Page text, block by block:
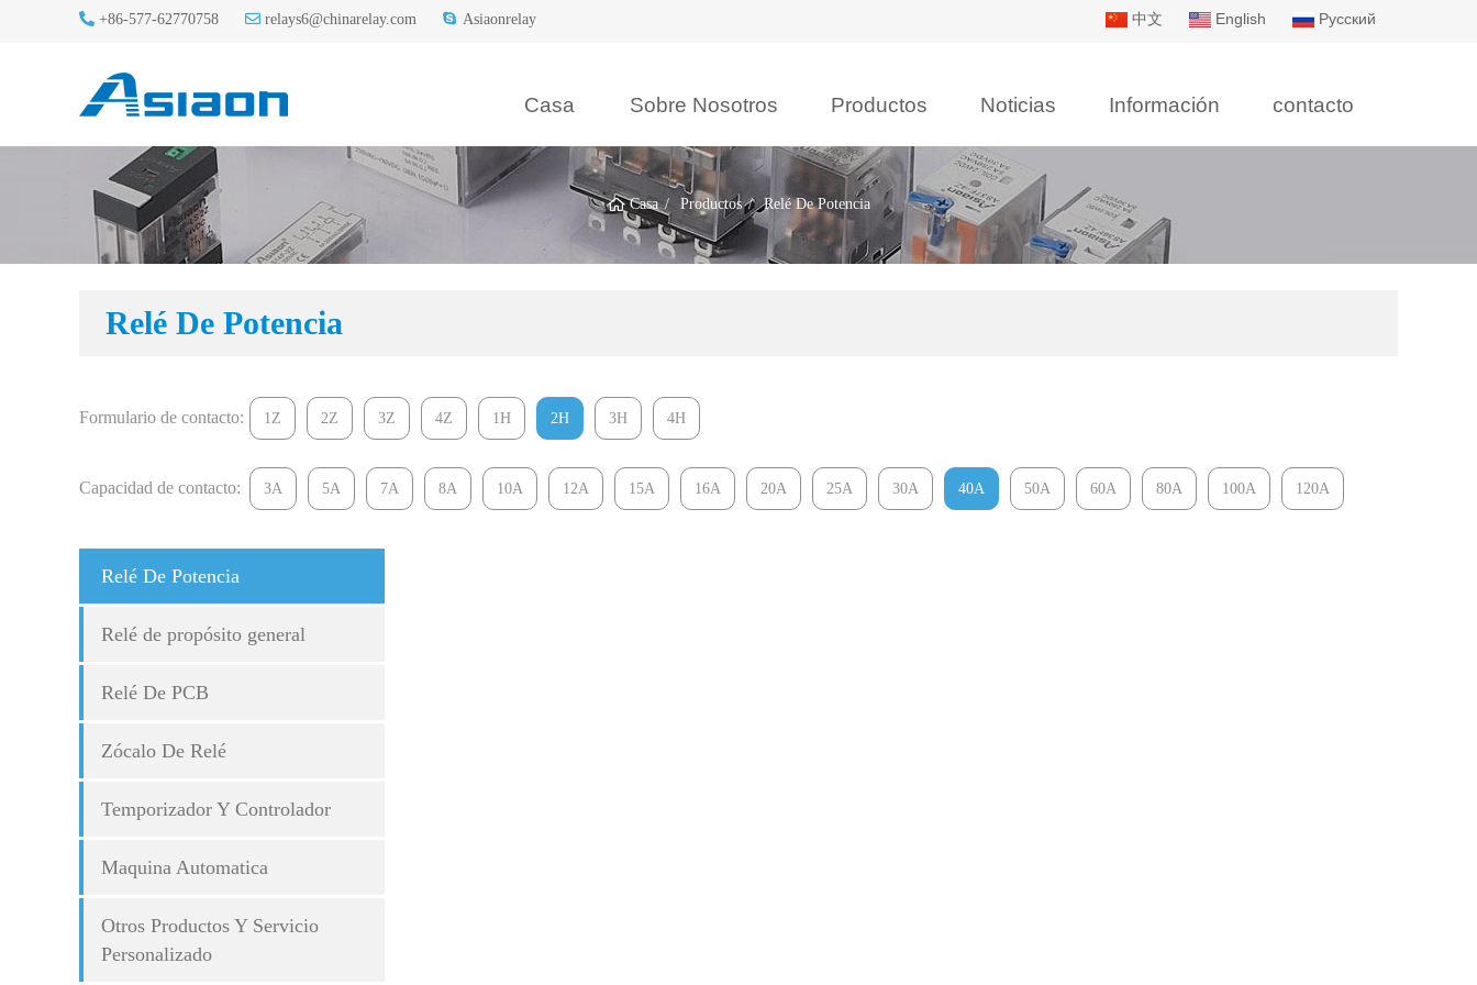
+86-577-62770758 relays6@chinarelay.com Asiaonrelay 中文 English Русский
Casa Sobre Nosotros Productos Noticias Información contacto
Casa Productos Relé De Potencia
Relé De Potencia
Formulario de contacto: 1Z 2Z 3Z 4Z 1H 2H 3H 4H
Capacidad de contacto: 3A 5A 7A 8A 10A 12A 15A 16A 20A 25A 30A 40A 50A 60A 80A 100A 120A
Relé De Potencia
Relé de propósito general
Relé De PCB
Zócalo De Relé
Temporizador Y Controlador
Maquina Automatica
Otros Productos Y Servicio
Personalizado